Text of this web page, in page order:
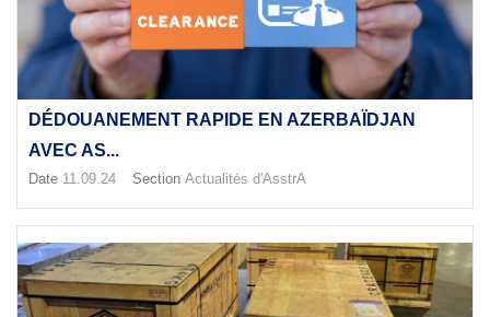
DÉDOUANEMENT RAPIDE EN AZERBAÏDJAN
AVEC AS...
Date 11.09.24 Section Actualités d'AsstrA